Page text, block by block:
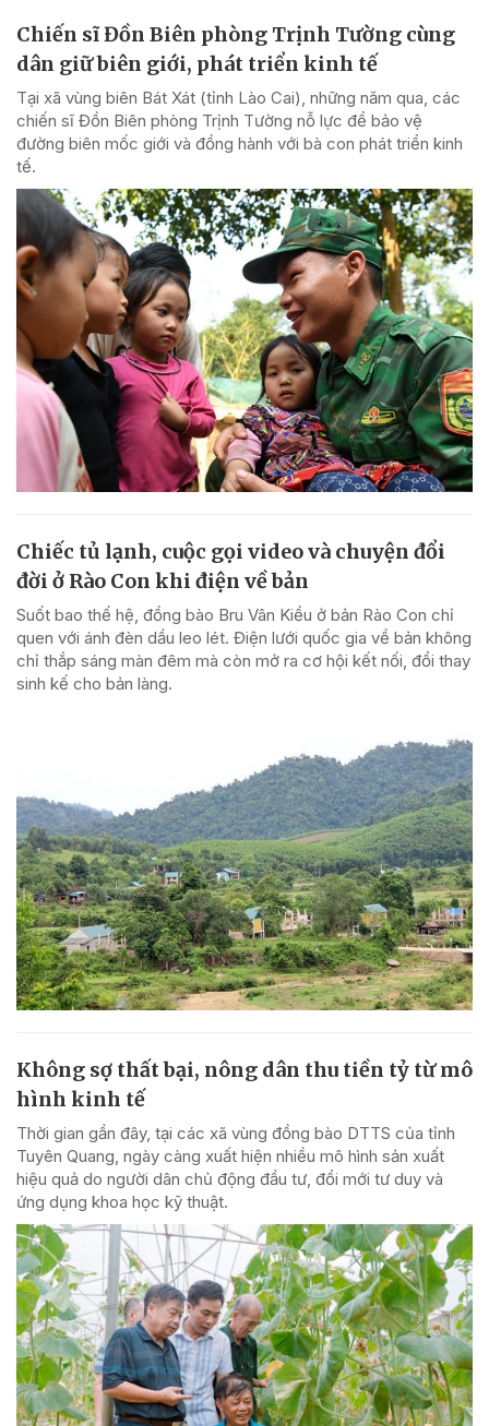
Chiến sĩ Đồn Biên phòng Trịnh Tường cùng
dân giữ biên giới, phát triển kinh tế
Tại xã vùng biên Bát Xát (tỉnh Lào Cai), những năm qua, các
chiến sĩ Đồn Biên phòng Trịnh Tường nỗ lực để bảo vệ
đường biên mốc giới và đồng hành với bà con phát triển kinh
tế.
Chiếc tủ lạnh, cuộc gọi video và chuyện đổi
đời ở Rào Con khi điện về bản
Suốt bao thế hệ, đồng bào Bru Vân Kiều ở bản Rào Con chỉ
quen với ánh đèn dầu leo lét. Điện lưới quốc gia về bản không
chỉ thắp sáng màn đêm mà còn mở ra cơ hội kết nối, đổi thay
sinh kế cho bản làng.
Không sợ thất bại, nông dân thu tiền tỷ từ mô
hình kinh tế
Thời gian gần đây, tại các xã vùng đồng bào DTTS của tỉnh
Tuyên Quang, ngày càng xuất hiện nhiều mô hình sản xuất
hiệu quả do người dân chủ động đầu tư, đổi mới tư duy và
ứng dụng khoa học kỹ thuật.